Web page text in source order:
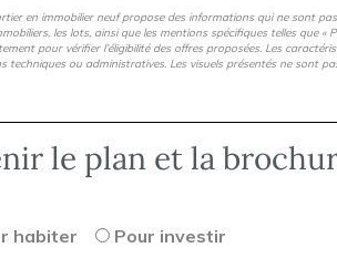
en immobilier neuf propose des informations qui ne sont
les lots, ainsi que les mentions spécifiques telles que
pour vérifier l’éligibilité des offres proposées. Les
techniques ou administratives. Les visuels présentés ne sont
le plan et la
habiter
Pour investir